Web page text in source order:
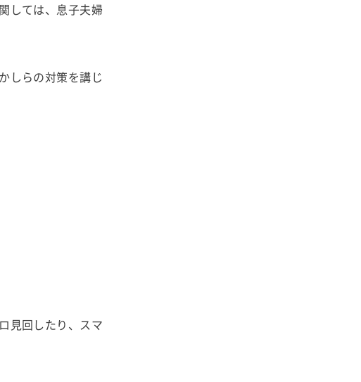
しては、息子夫婦
しらの対策を講じ
見回したり、スマ